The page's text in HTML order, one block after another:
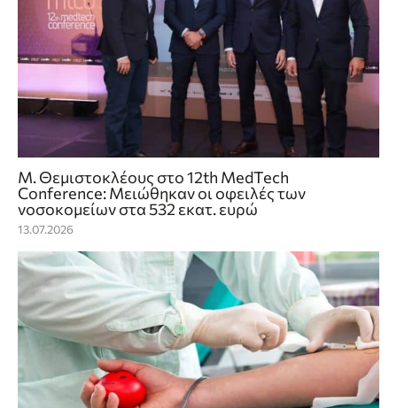
Μ. Θεμιστοκλέους στο 12th MedTech
Conference: Μειώθηκαν οι οφειλές των
νοσοκομείων στα 532 εκατ. ευρώ
13.07.2026